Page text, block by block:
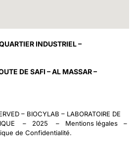
INDUSTRIEL –
DE SAFI – AL MASSAR –
– BIOCYLAB – LABORATOIRE DE
– 2025 – Mentions légales–
de Confidentialité.